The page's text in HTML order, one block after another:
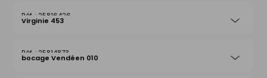
25816426
Virginie 453
25814873
bocage Vendéen 010